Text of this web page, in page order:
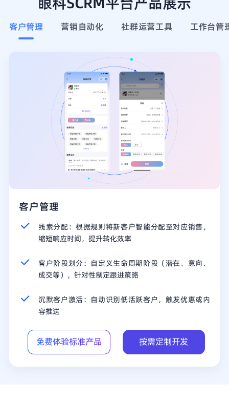
客户管理 营销自动化 社群运营工具 工作台管
客户管理
线索分配：根据规则将新客户智能分配至对应销售，
缩短响应时间，提升转化效率
客户阶段划分：自定义生命周期阶段（潜在、意向、
成交等），针对性制定跟进策略
沉默客户激活：自动识别低活跃客户，触发优惠或内
容推送
免费体验标准产品 按需定制开发